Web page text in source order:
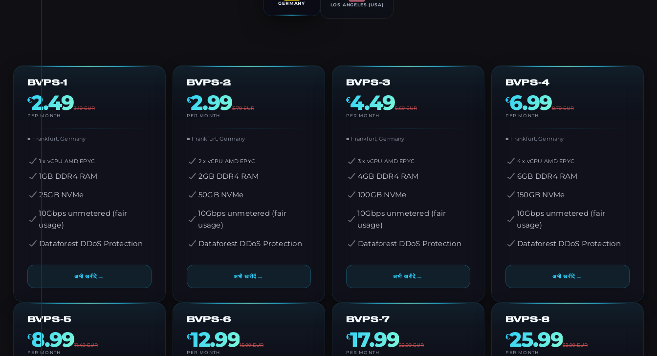
GERMANY LOS ANGELES (USA)
BVPS-1
€2.493.19EUR
PER MONTH
■ Frankfurt, Germany
1 x vCPU AMD EPYC
1GB DDR4 RAM
25GB NVMe
10Gbps unmetered (fair
usage)
Dataforest DDoS Protection
अभी खरीदें →
BVPS-2
€2.993.79EUR
PER MONTH
■ Frankfurt, Germany
2 x vCPU AMD EPYC
2GB DDR4 RAM
50GB NVMe
10Gbps unmetered (fair
usage)
Dataforest DDoS Protection
अभी खरीदें →
BVPS-3
€4.495.69EUR
PER MONTH
■ Frankfurt, Germany
3 x vCPU AMD EPYC
4GB DDR4 RAM
100GB NVMe
10Gbps unmetered (fair
usage)
Dataforest DDoS Protection
अभी खरीदें →
BVPS-4
€6.998.79EUR
PER MONTH
■ Frankfurt, Germany
4 x vCPU AMD EPYC
6GB DDR4 RAM
150GB NVMe
10Gbps unmetered (fair
usage)
Dataforest DDoS Protection
अभी खरीदें →
BVPS-5
€8.9911.49EUR
PER MONTH
BVPS-6
€12.9915.99EUR
PER MONTH
BVPS-7
€17.9922.99EUR
PER MONTH
BVPS-8
€25.9932.99EUR
PER MONTH